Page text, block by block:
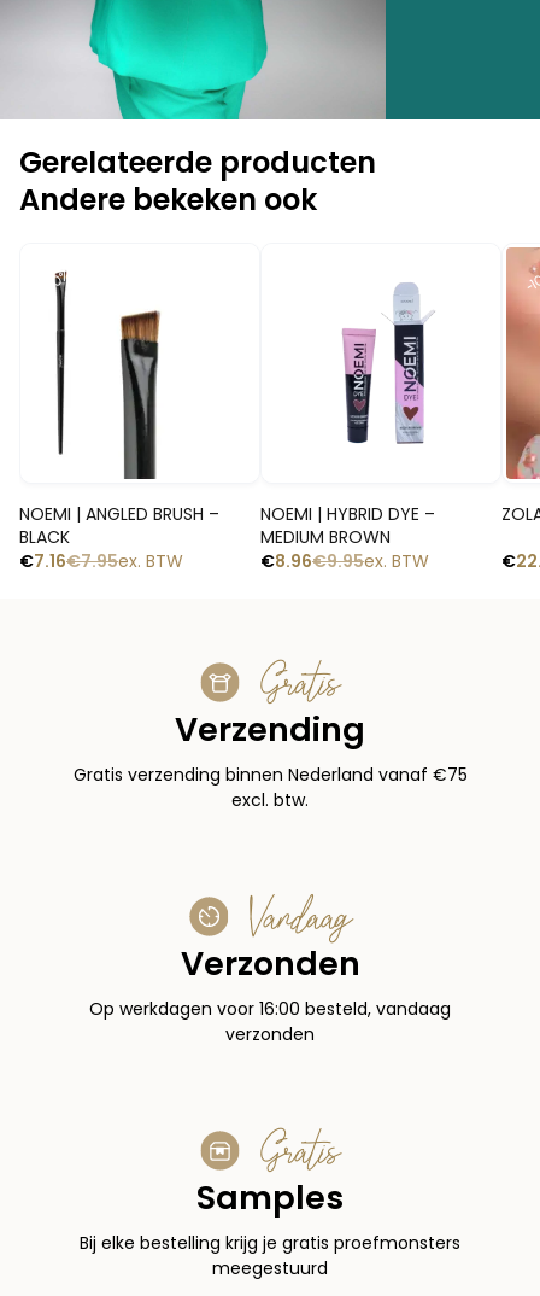
Gerelateerde producten
Andere bekeken ook
-10%
NOEMI | ANGLED BRUSH –
BLACK
€7.95
€7.16 ex. BTW
NOEMI | HYBRID DYE –
MEDIUM BROWN
€9.95
€8.96 ex. BTW
-
€
Gratis
Verzending
Gratis verzending binnen Nederland vanaf €75
excl. btw.
Vandaag
Verzonden
Op werkdagen voor 16:00 besteld, vandaag
verzonden
Gratis
Samples
Bij elke bestelling krijg je gratis proefmonsters
meegestuurd